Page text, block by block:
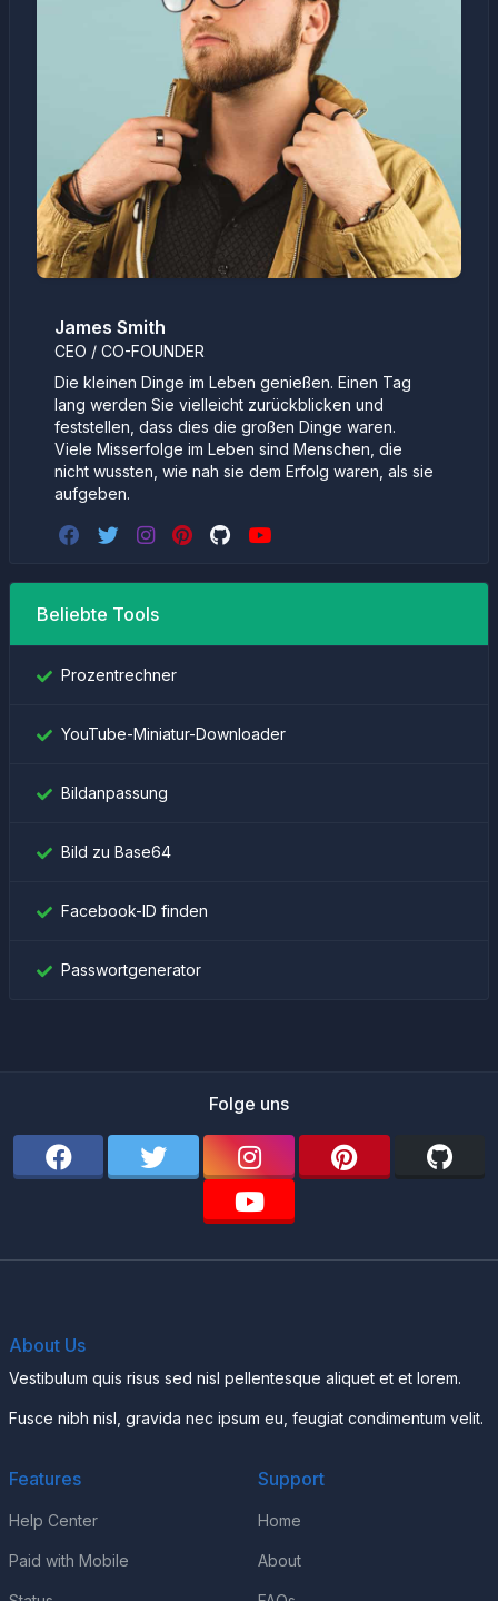
James Smith
CEO / CO-FOUNDER
Die kleinen Dinge im Leben genießen. Einen Tag
lang werden Sie vielleicht zurückblicken und
feststellen, dass dies die großen Dinge waren.
Viele Misserfolge im Leben sind Menschen, die
nicht wussten, wie nah sie dem Erfolg waren, als sie
aufgeben.
Beliebte Tools
Prozentrechner
YouTube-Miniatur-Downloader
Bildanpassung
Bild zu Base64
Facebook-ID finden
Passwortgenerator
Folge uns
About Us
Vestibulum quis risus sed nisl pellentesque aliquet et et lorem.
Fusce nibh nisl, gravida nec ipsum eu, feugiat condimentum velit.
Features
Help Center
Paid with Mobile
Support
Home
About